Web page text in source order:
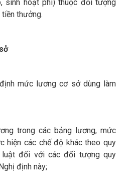
sinh hoạt phí) thuộc đối tượng
thưởng.
mức lương cơ sở dùng làm
trong các bảng lương, mức
hiện các chế độ khác theo quy
luật đối với các đối tượng quy
định này;